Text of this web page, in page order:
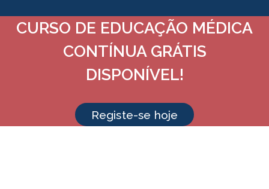
CURSO DE EDUCAÇÃO MÉDICA
CONTÍNUA GRÁTIS
DISPONÍVEL!
Registe-se hoje